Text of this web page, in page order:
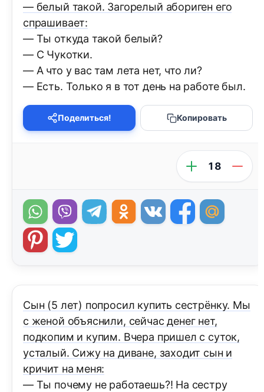
— белый такой. Загорелый абориген его
спрашивает:
— Ты откуда такой белый?
— С Чукотки.
— А что у вас там лета нет, что ли?
— Есть. Только я в тот день на работе был.
Поделиться! Копировать
18
Сын (5 лет) попросил купить сестрёнку. Мы
с женой объяснили, сейчас денег нет,
подкопим и купим. Вчера пришел с суток,
усталый. Сижу на диване, заходит сын и
кричит на меня:
— Ты почему не работаешь?! На сестру